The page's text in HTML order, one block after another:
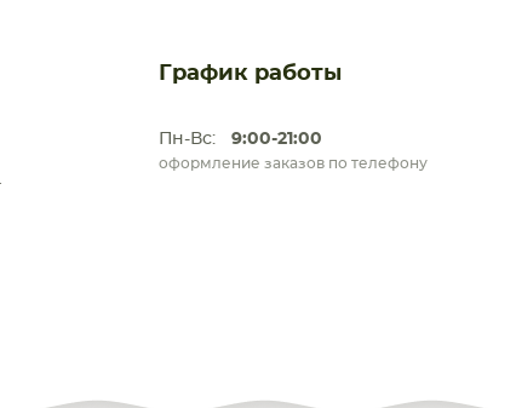
График работы
Пн-Вс: 9:00-21:00
оформление заказов по телефону